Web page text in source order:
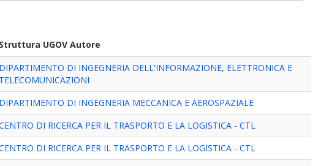
Struttura UGOV Autore
DIPARTIMENTO DI INGEGNERIA DELL'INFORMAZIONE, ELETTRONICA E
TELECOMUNICAZIONI
DIPARTIMENTO DI INGEGNERIA MECCANICA E AEROSPAZIALE
DI RICERCA PER IL TRASPORTO E LA LOGISTICA - CTL
DI RICERCA PER IL TRASPORTO E LA LOGISTICA - CTL